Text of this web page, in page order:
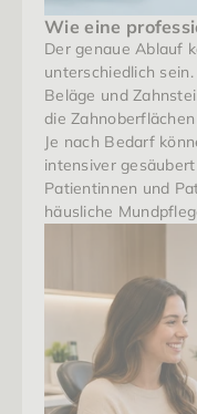
Wie eine
Der genaue Ablauf
unterschiedlich
Beläge und
die
Je nach Bedarf
intensiver
Patientinnen und
häusliche